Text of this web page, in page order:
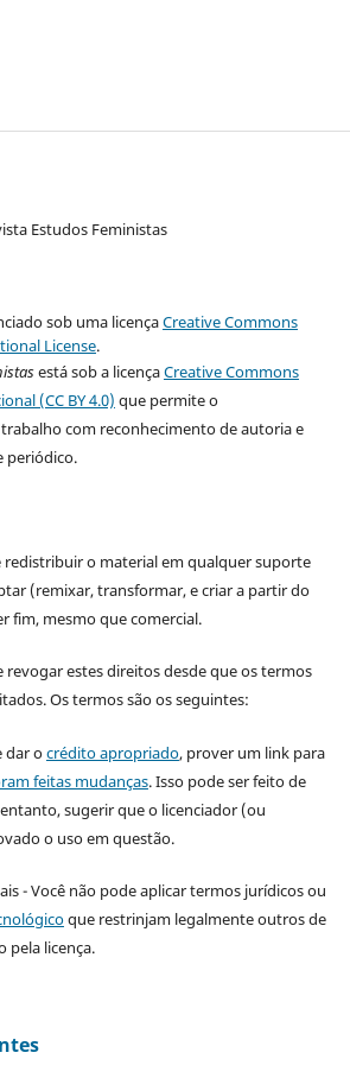
Estudos Feministas
sob uma licençaCreative Commons
License.
está sob a licençaCreative Commons
(CC BY 4.0) que permite o
com reconhecimento de autoria e
periódico.
o material em qualquer suporte
(remixar, transformar, e criar a partir do
fim, mesmo que comercial.
revogar estes direitos desde que os termos
Os termos são os seguintes:
dar ocrédito apropriado, prover um link para
feitas mudanças. Isso pode ser feito de
sugerir que o licenciador (ou
o uso em questão.
- Você não pode aplicar termos jurídicos ou
que restrinjam legalmente outros de
pela licença.